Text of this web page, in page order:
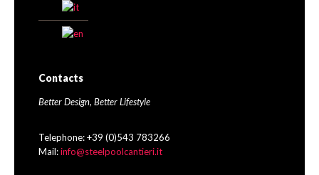
Contacts
Better Design, Better Lifestyle
Telephone: +39 (0)543 783266
Mail:info@steelpoolcantieri.it